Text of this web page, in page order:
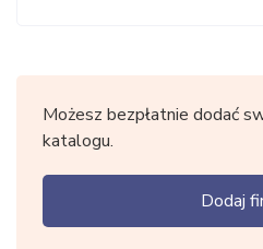
Możesz bezpłatnie dodać
katalogu.
Dodaj